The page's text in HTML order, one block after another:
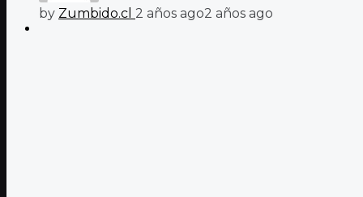
by Zumbido.cl 2 años ago2 años ago